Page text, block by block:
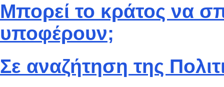
Μπορεί το κράτος να
υποφέρουν;
Σε αναζήτηση της